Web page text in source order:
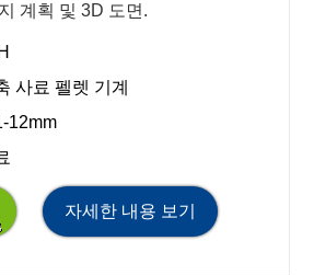
계획 및 3D 도면.
사료 펠렛 기계
12mm
자세한 내용 보기